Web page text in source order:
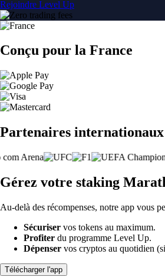
Rejoindre Level Up
Conçu pour la France
Partenaires internationaux
Gérez votre staking
Au-delà des récompenses, notre app vous
Sécuriser vos tokens au maximum.
Profiter du programme Level Up.
Dépenser vos cryptos au quotidien
Télécharger l'app